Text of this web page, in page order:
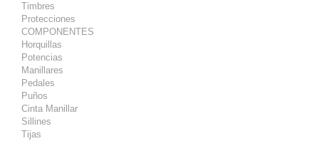
Timbres
Protecciones
COMPONENTES
Horquillas
Potencias
Manillares
Pedales
Puños
Cinta Manillar
Sillines
Tijas